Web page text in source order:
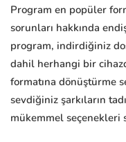
Program en popüler
sorunları hakkında
program, indirdiğiniz
dahil herhangi bir
formatına dönüştürme
sevdiğiniz şarkıların
mükemmel seçenekleri